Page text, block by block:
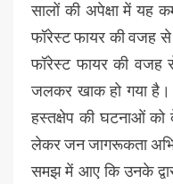
सालों की अपेक्षा में यह
फॉरेस्ट फायर की वजह से
फॉरेस्ट फायर की वजह
जलकर खाक हो गया
हस्तक्षेप की घटनाओं को
लेकर जन जागरूकता
समझ में आए कि उनके